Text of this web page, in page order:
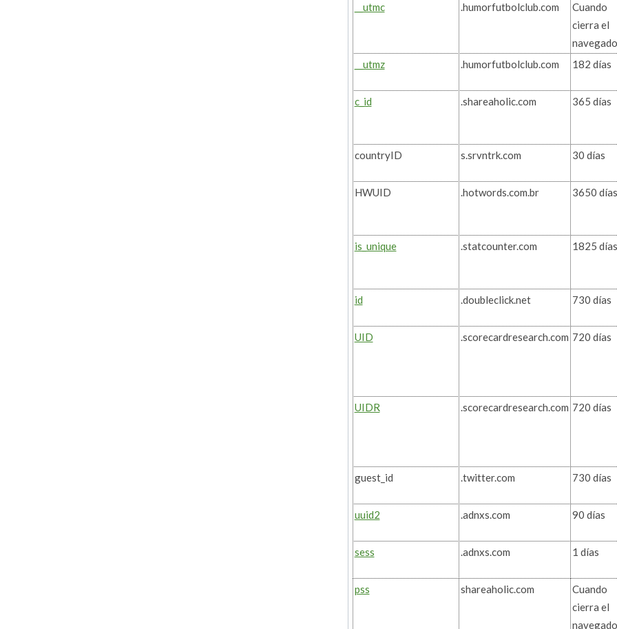
__utmc .humorfutbolclub.com
Cuando
cierra el
__utmz
.humorfutbolclub.com 182 días
c_id .shareaholic.com 365 días
countryID s.srvntrk.com 30 días
HWUID .hotwords.com.br 3650 días
is_unique .statcounter.com 1825 días
id .doubleclick.net 730 días
UID .scorecardresearch.com 720 días
UIDR .scorecardresearch.com 720 días
guest_id .twitter.com 730 días
uuid2 .adnxs.com 90 días
sess .adnxs.com 1 días
pss shareaholic.com
Cuando
cierra el